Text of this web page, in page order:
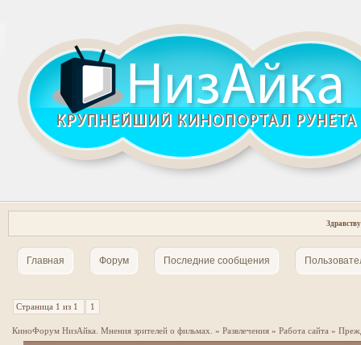
Главная Форум Последние сообщения
Страница 1 из 1 1
КиноФорум НизАйка. Мнения зрителей о фильмах. » Развлечения » Работа сайта »